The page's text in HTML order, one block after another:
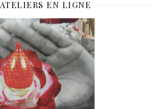
ATELIERS EN LIGNE